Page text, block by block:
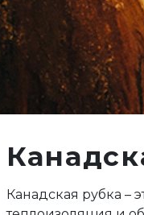
Канадская рубка –